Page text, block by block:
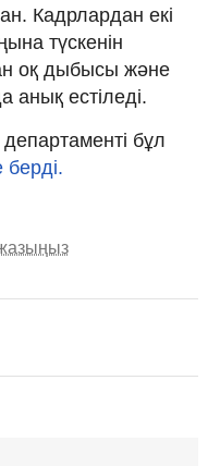
Кадрлардан екі
түскенін
оқ дыбысы және
естіледі.
бұл
берді.
жазыңыз